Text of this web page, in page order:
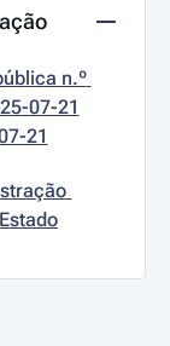
n.º
07-21
21